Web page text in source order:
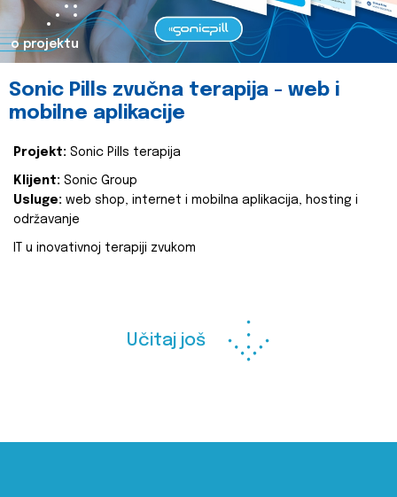
o projektu
Sonic Pills zvučna terapija - web i
mobilne aplikacije
Projekt: Sonic Pills terapija
Klijent: Sonic Group
Usluge: web shop, internet i mobilna aplikacija, hosting i
održavanje
IT u inovativnoj terapiji zvukom
Učitaj još